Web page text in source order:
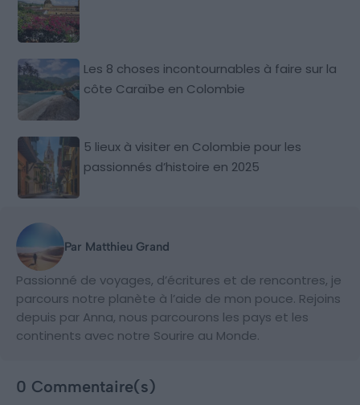
Les 8 choses incontournables à faire sur la
côte Caraïbe en Colombie
5 lieux à visiter en Colombie pour les
passionnés d’histoire en 2025
Par Matthieu Grand
Passionné de voyages, d’écritures et de rencontres, je
parcours notre planète à l’aide de mon pouce. Rejoins
depuis par Anna, nous parcourons les pays et les
continents avec notre Sourire au Monde.
0 Commentaire(s)